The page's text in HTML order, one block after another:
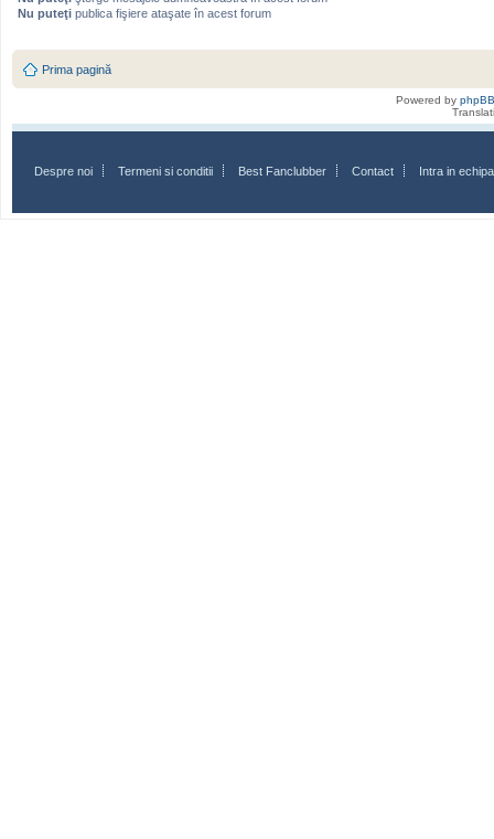
Nu puteţi publica fişiere ataşate în acest forum
Prima pagină
Powered by phpBB
Despre noi Termeni si conditii Best Fanclubber Contact Intra in